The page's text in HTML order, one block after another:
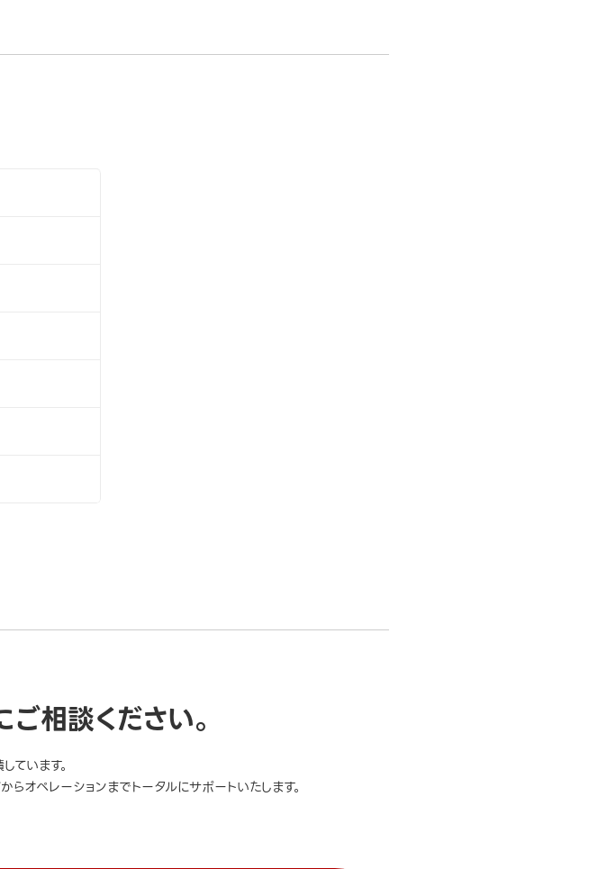
相談ください。
ています。
オペレーションまでトータルにサポートいたします。